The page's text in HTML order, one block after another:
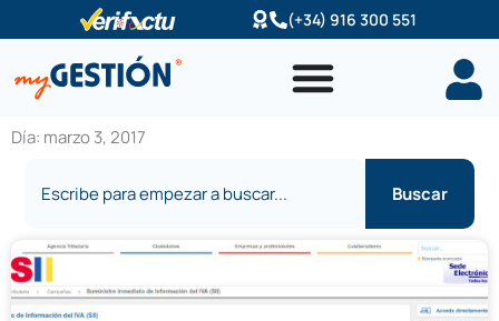
al
contenido
(+34) 916 300 551
Día: marzo 3, 2017
Buscar